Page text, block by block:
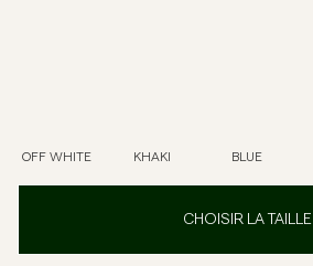
T-shirts
Sous-vêtements
OFF WHITE KHAKI BLUE
CHOISIR LA TAILLE